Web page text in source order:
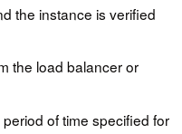
the instance is verified
the load balancer or
of time specified for